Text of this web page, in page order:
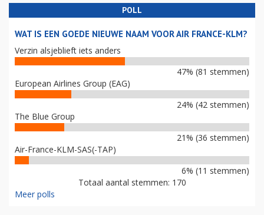
POLL
WAT IS EEN GOEDE NIEUWE NAAM VOOR AIR FRANCE-KLM?
Verzin alsjeblieft iets anders
47% (81 stemmen)
European Airlines Group (EAG)
24% (42 stemmen)
The Blue Group
21% (36 stemmen)
Air-France-KLM-SAS(-TAP)
6% (11 stemmen)
Totaal aantal stemmen: 170
Meer polls